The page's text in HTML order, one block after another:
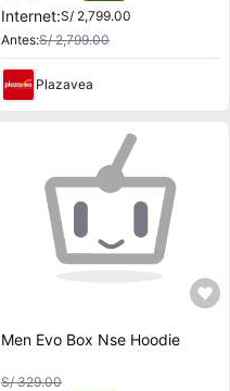
Internet:S/ 2,799.00
Antes:S/ 2,799.00
Plazavea
Men Evo Box Nse Hoodie
S/ 329.00